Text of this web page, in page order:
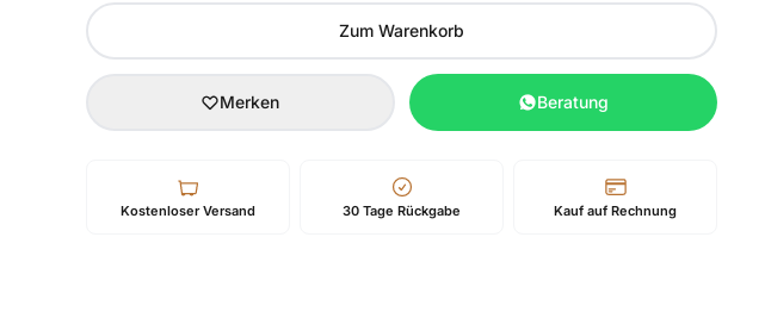
Zum Warenkorb
Merken Beratung
Kostenloser Versand 30 Tage Rückgabe Kauf auf Rechnung